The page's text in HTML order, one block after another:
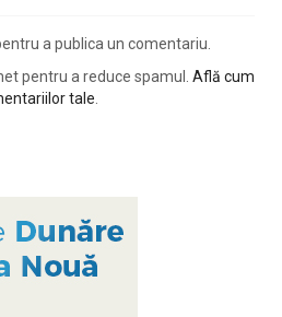
a publica un comentariu.
pentru a reduce spamul. Află cum
tale